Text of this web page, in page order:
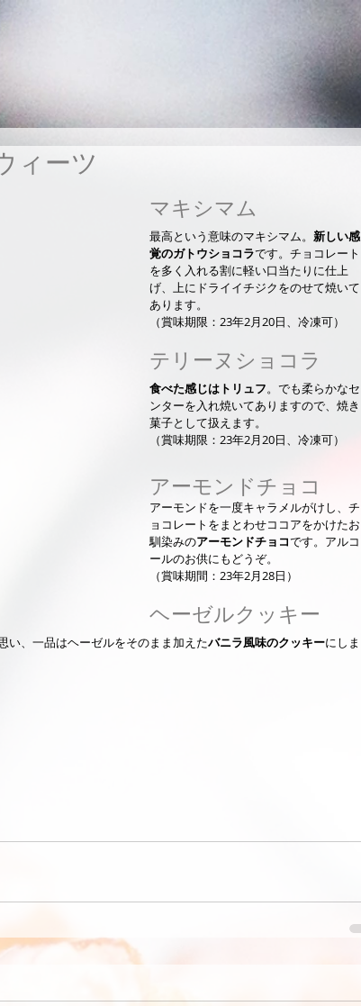
ィーツ
マキシマム
最高という意味のマキシマム。 新しい感
覚のガトウショコラです。チョコレート
を多く入れる割に軽い口当たりに仕上
げ、上にドライイチジクをのせて焼いて
あります。
（賞味期限：23年2月20日、冷凍可）
テリーヌショコラ
食べた感じはトリュフ。でも柔らかなセ
ンターを入れ焼いてありますので、焼き
菓子として扱えます。
（賞味期限：23年2月20日、冷凍可）
アーモンドチョコ
アーモンドを一度キャラメルがけし、チ
ョコレートをまとわせココアをかけたお
馴染みのアーモンドチョコです。アルコ
ールのお供にもどうぞ。
（賞味期間：23年2月28日）
ヘーゼルクッキー
い、一品はヘーゼルをそのまま加えたバニラ風味のクッキーにしま